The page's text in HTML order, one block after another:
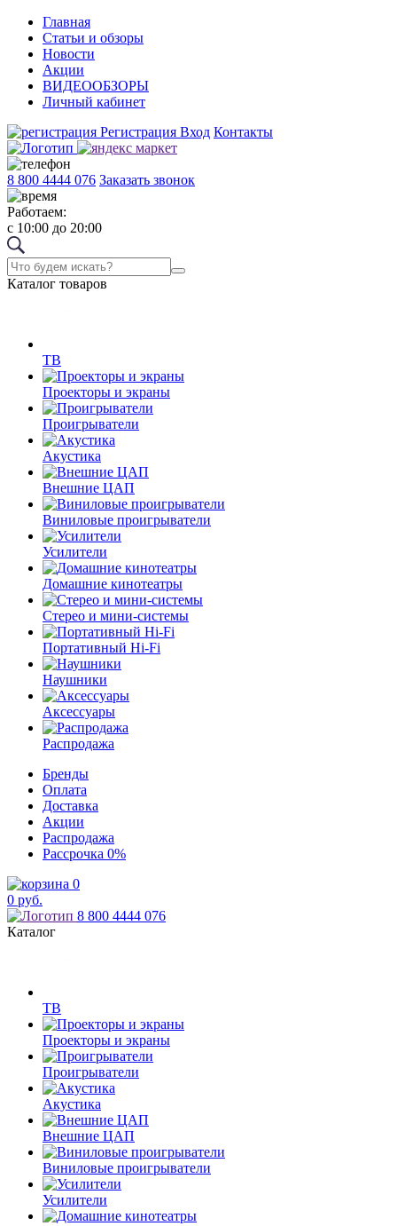
Главная
Статьи и обзоры
Новости
Акции
ВИДЕООБЗОРЫ
Личный кабинет
Регистрация Вход Контакты
8 800 4444 076 Заказать звонок
Работаем:
с 10:00 до 20:00
Каталог товаров
ТВ
Проекторы и экраны
Проигрыватели
Акустика
Внешние ЦАП
Виниловые проигрыватели
Усилители
Домашние кинотеатры
Стерео и мини-системы
Портативный Hi-Fi
Наушники
Аксессуары
Распродажа
Бренды
Оплата
Доставка
Акции
Распродажа
Рассрочка 0%
0
0 руб.
8 800 4444 076
Каталог
ТВ
Проекторы и экраны
Проигрыватели
Акустика
Внешние ЦАП
Виниловые проигрыватели
Усилители